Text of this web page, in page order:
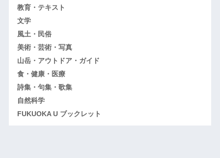
教育・テキスト
文学
風土・民俗
美術・芸術・写真
山岳・アウトドア・ガイド
食・健康・医療
詩集・句集・歌集
自然科学
FUKUOKA U ブックレット